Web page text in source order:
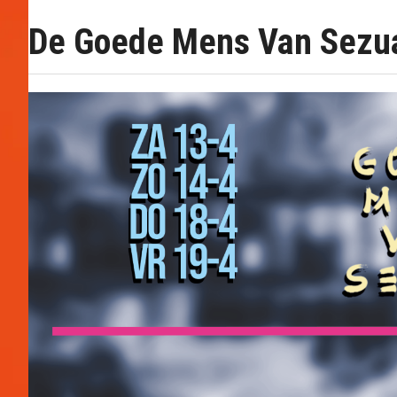
De Goede Mens Van